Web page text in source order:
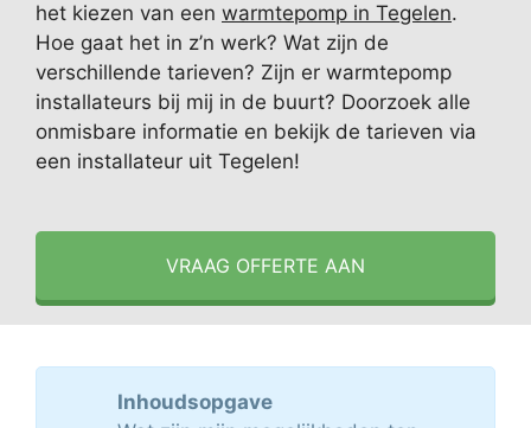
het kiezen van een warmtepomp in Tegelen.
Hoe gaat het in z’n werk? Wat zijn de
verschillende tarieven? Zijn er warmtepomp
installateurs bij mij in de buurt? Doorzoek alle
onmisbare informatie en bekijk de tarieven via
een installateur uit Tegelen!
VRAAG OFFERTE AAN
Inhoudsopgave